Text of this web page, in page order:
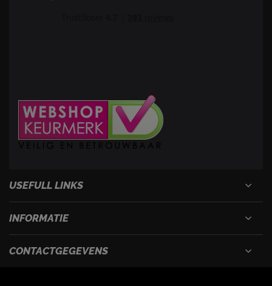
USEFULL LINKS
INFORMATIE
CONTACTGEGEVENS